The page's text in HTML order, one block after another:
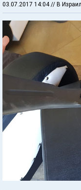
03.07.2017 14:04 // В